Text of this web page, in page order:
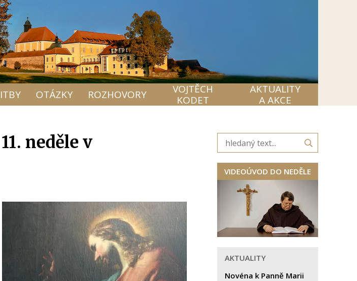
OTÁZKY ROZHOVORY
VOJTĚCH
KODET
AKTUALITY
A AKCE
neděle v
VIDEOÚVOD DO NEDĚLE
AKTUALITY
Novéna k Panně Marii